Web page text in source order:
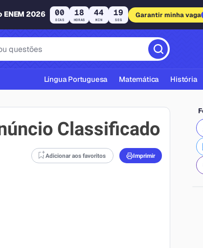
ENEM 2026 00
DIAS
18
HORAS
44
MIN
19
SEG
Garantir minha vaga
Língua Portuguesa Matemática História
Classificado
Adicionar aos favoritos Imprimir